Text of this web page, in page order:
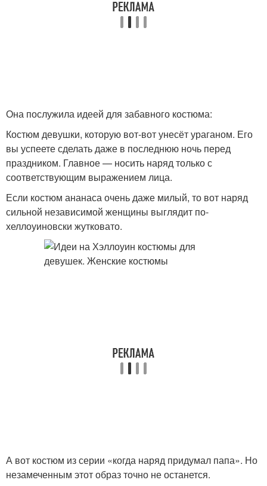
Она послужила идеей для забавного костюма:
Костюм девушки, которую вот-вот унесёт ураганом. Его
вы успеете сделать даже в последнюю ночь перед
праздником. Главное — носить наряд только с
соответствующим выражением лица.
Если костюм ананаса очень даже милый, то вот наряд
сильной независимой женщины выглядит по-
хеллоуиновски жутковато.
А вот костюм из серии «когда наряд придумал папа». Но
незамеченным этот образ точно не останется.